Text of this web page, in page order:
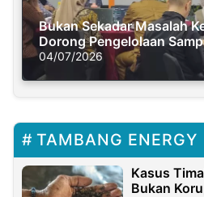
Bukan Sekadar Masalah
Dorong Pengelolaan
Solusi Krisis Iklim
04/07/2026
TAMBANG ENERGY
Kasus
Bukan